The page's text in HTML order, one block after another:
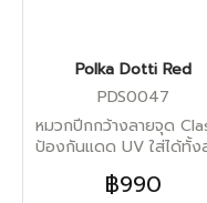
Polka Dotti Red
PDS0047
หมวกปีกกว้างลายจุด
ป้องกันแดด UV ใส่ได้ทั้ง
฿990